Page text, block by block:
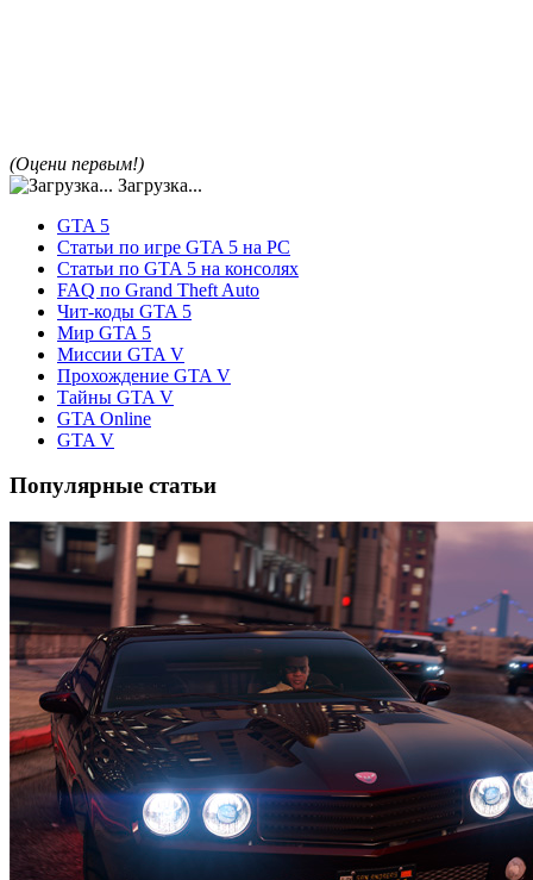
(Оцени первым!)
Загрузка...
GTA 5
Статьи по игре GTA 5 на PC
Статьи по GTA 5 на консолях
FAQ по Grand Theft Auto
Чит-коды GTA 5
Мир GTA 5
Миссии GTA V
Прохождение GTA V
Тайны GTA V
GTA Online
GTA V
Популярные статьи